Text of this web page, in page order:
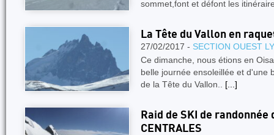
sommet,font et défont les
La Tête du Vallon en
27/02/2017 - SECTION OUEST
Ce dimanche, nous étions en
belle journée ensoleillée et d'une
de la Tête du Vallon.. [...]
Raid de SKI de randonnée
CENTRALES